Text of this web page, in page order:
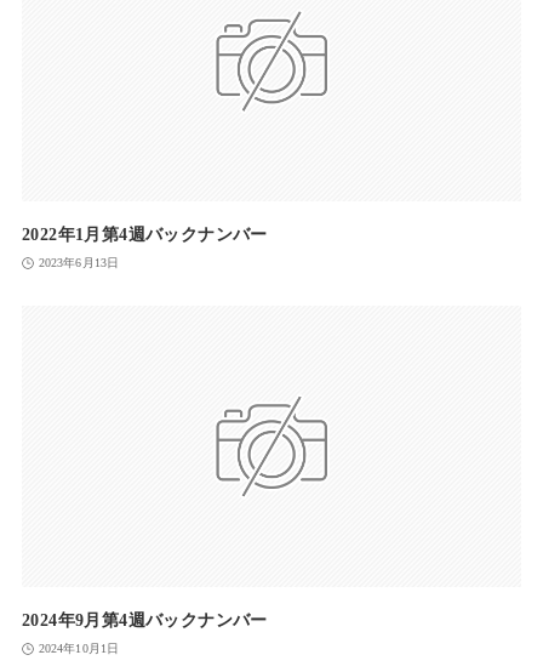
2022年1月第4週バックナンバー
2023年6月13日
2024年9月第4週バックナンバー
2024年10月1日